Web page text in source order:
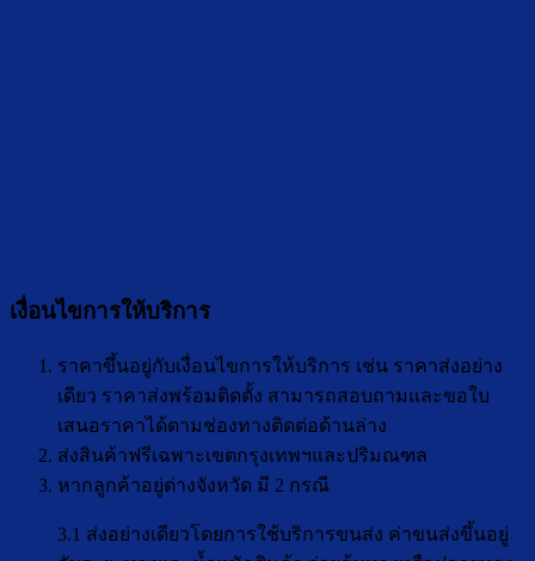
เงื่อนไขการให้บริการ
ราคาขึ้นอยู่กับเงื่อนไขการให้บริการ เช่น ราคาส่งอย่าง
เดียว ราคาส่งพร้อมติดตั้ง สามารถสอบถามและขอใบ
เสนอราคาได้ตามช่องทางติดต่อด้านล่าง
ส่งสินค้าฟรีเฉพาะเขตกรุงเทพฯและปริมณฑล
หากลูกค้าอยู่ต่างจังหวัด มี 2 กรณี
3.1 ส่งอย่างเดียวโดยการใช้บริการขนส่ง ค่าขนส่งขึ้นอยู่